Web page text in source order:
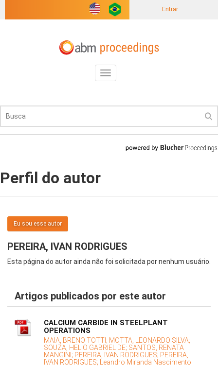
Entrar
Toggle
navigation
Perfil do autor
Eu sou esse autor
PEREIRA, IVAN RODRIGUES
Esta página do autor ainda não foi solicitada por nenhum usuário.
Artigos publicados por este autor
CALCIUM CARBIDE IN STEELPLANT
OPERATIONS
MAIA, BRENO TOTTI; MOTTA, LEONARDO SILVA;
SOUZA, HELIO GABRIEL DE; SANTOS, RENATA
MANGINI; PEREIRA, IVAN RODRIGUES; PEREIRA,
IVAN RODRIGUES; Leandro Miranda Nascimento